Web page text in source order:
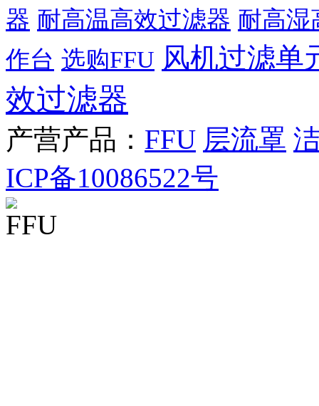
器 耐高温高效过滤器 耐高湿
作台 选购FFU 风机过滤单
效过滤器
产营产品： FFU 层流罩
ICP备10086522号